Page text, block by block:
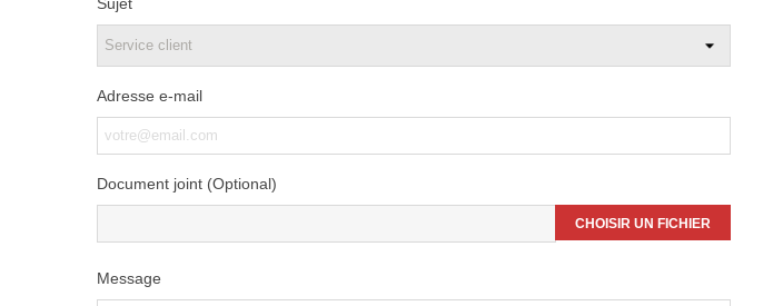
Adresse e-mail
Document joint (Optional)
CHOISIR UN FICHIER
Message